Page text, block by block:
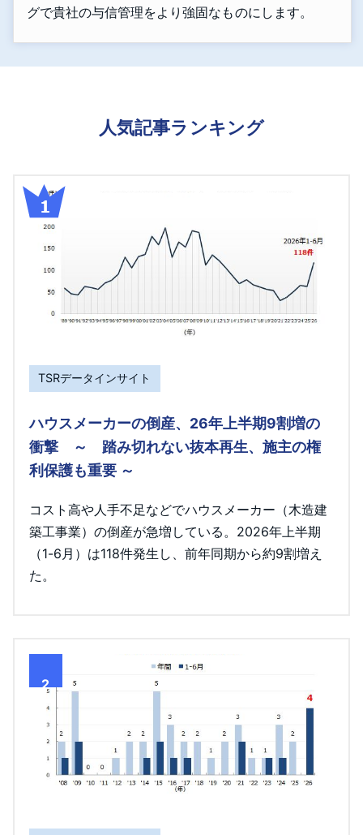
グで貴社の与信管理をより強固なものにします。
人気記事ランキング
TSRデータインサイト
ハウスメーカーの倒産、26年上半期9割増の
衝撃 ～ 踏み切れない抜本再生、施主の権
利保護も重要 ～
コスト高や人手不足などでハウスメーカー（木造建
築工事業）の倒産が急増している。2026年上半期
（1-6月）は118件発生し、前年同期から約9割増え
た。
2